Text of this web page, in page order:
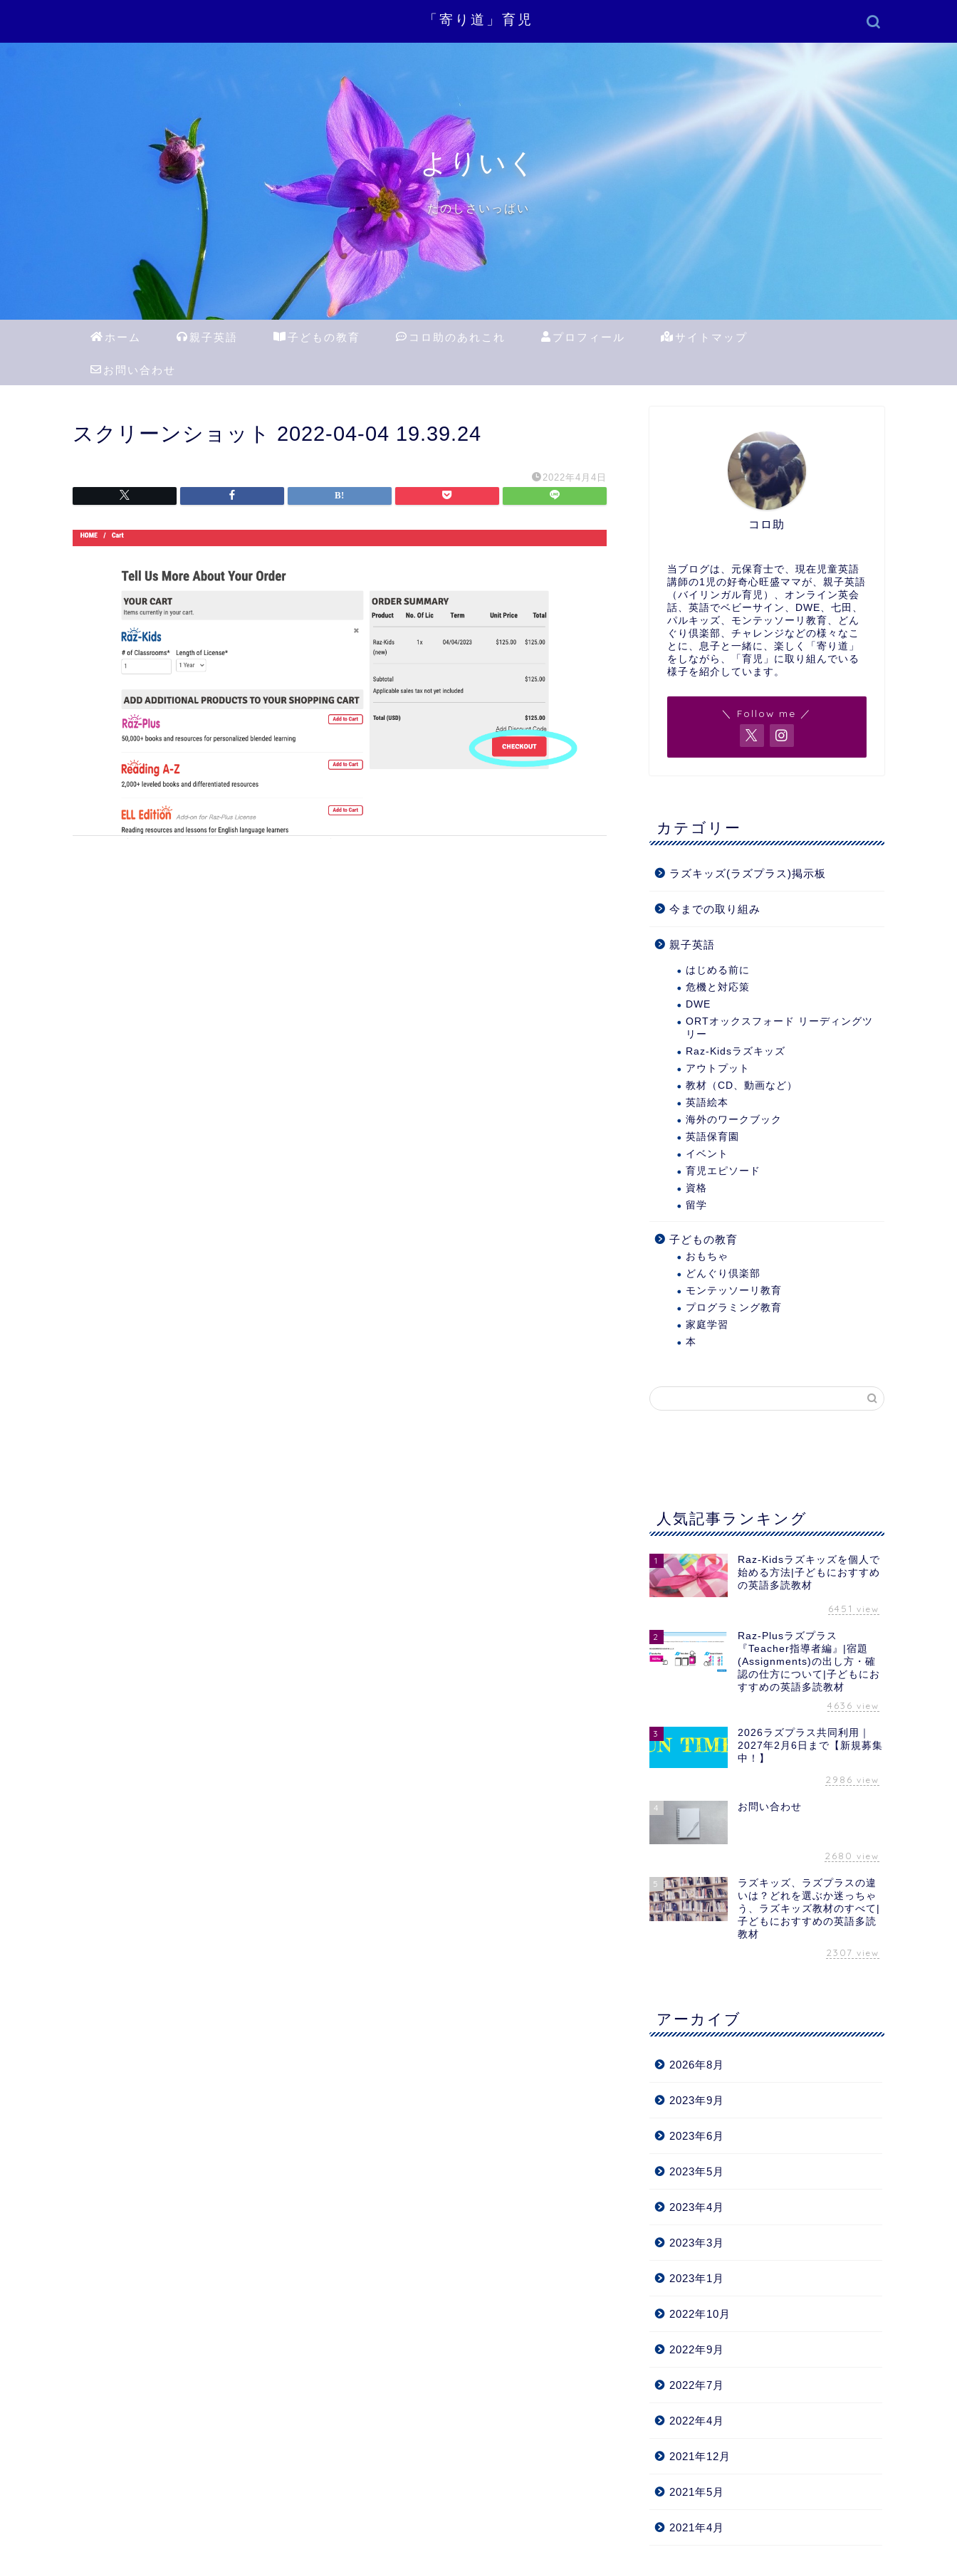
「寄り道」育児
よりいく
たのしさいっぱい
ホーム 親子英語 子どもの教育 コロ助のあれこれ プロフィール サイトマップ
お問い合わせ
スクリーンショット 2022-04-04 19.39.24
2022年4月4日
コロ助
当ブログは、元保育士で、現在児童英語
講師の1児の好奇心旺盛ママが、親子英語
（バイリンガル育児）、オンライン英会
話、英語でベビーサイン、DWE、七田、
パルキッズ、モンテッソーリ教育、どん
ぐり倶楽部、チャレンジなどの様々なこ
とに、息子と一緒に、楽しく「寄り道」
をしながら、「育児」に取り組んでいる
様子を紹介しています。
＼ Follow me ／
カテゴリー
ラズキッズ(ラズプラス)掲示板
今までの取り組み
親子英語
はじめる前に
危機と対応策
DWE
ORTオックスフォード リーディングツ
リー
Raz-Kidsラズキッズ
アウトプット
教材（CD、動画など）
英語絵本
海外のワークブック
英語保育園
イベント
育児エピソード
資格
留学
子どもの教育
おもちゃ
どんぐり倶楽部
モンテッソーリ教育
プログラミング教育
家庭学習
本
人気記事ランキング
1
Raz-Kidsラズキッズを個人で
始める方法|子どもにおすすめ
の英語多読教材
6451 view
2
Raz-Plusラズプラス
『Teacher指導者編』|宿題
(Assignments)の出し方・確
認の仕方について|子どもにお
すすめの英語多読教材
4636 view
3
2026ラズプラス共同利用｜
2027年2月6日まで【新規募集
中！】
2986 view
4 お問い合わせ
2680 view
5
ラズキッズ、ラズプラスの違
いは？どれを選ぶか迷っちゃ
う、ラズキッズ教材のすべて|
子どもにおすすめの英語多読
教材
2307 view
アーカイブ
2026年8月
2023年9月
2023年6月
2023年5月
2023年4月
2023年3月
2023年1月
2022年10月
2022年9月
2022年7月
2022年4月
2021年12月
2021年5月
2021年4月